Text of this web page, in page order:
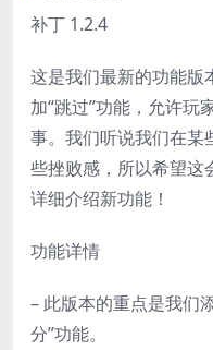
补丁 1.2.4
这是我们最新的功能版
加“跳过”功能，允许玩
事。我们听说我们在某
些挫败感，所以希望这
详细介绍新功能！
功能详情
– 此版本的重点是我们
分”功能。